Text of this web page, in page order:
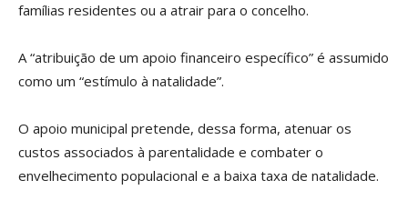
famílias residentes ou a atrair para o concelho.
A “atribuição de um apoio financeiro específico” é assumido
como um “estímulo à natalidade”.
O apoio municipal pretende, dessa forma, atenuar os
custos associados à parentalidade e combater o
envelhecimento populacional e a baixa taxa de natalidade.